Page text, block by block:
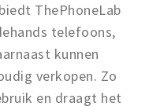
ThePhoneLab
telefoons,
kunnen
verkopen. Zo
en draagt het